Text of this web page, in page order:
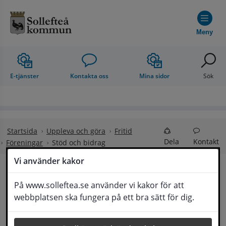
Vi använder kakor
På www.solleftea.se använder vi kakor för att
webbplatsen ska fungera på ett bra sätt för dig.
Meny
E-tjänster Kontakta oss Mina sidor Sök
Startsida Uppleva och göra
Fritid
Föreningar
Stöd och bidrag Dela Kontakt
Stöd och bidrag
Sollefteå kommun stödjer ideella